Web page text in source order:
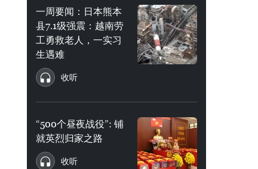
一周要闻：日本熊本
县7.1级强震：越南劳
工勇救老人，一实习
生遇难
收听
“500个昼夜战役”: 铺
就英烈归家之路
收听